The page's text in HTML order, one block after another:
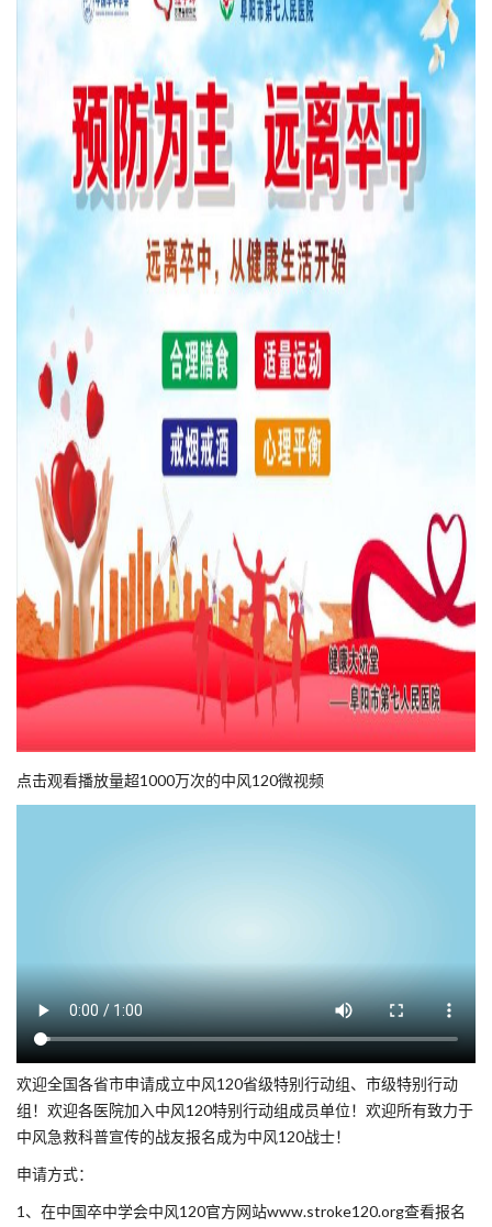
点击观看播放量超1000万次的中风120微视频
欢迎全国各省市申请成立中风120省级特别行动组、市级特别行动
组！欢迎各医院加入中风120特别行动组成员单位！欢迎所有致力于
中风急救科普宣传的战友报名成为中风120战士！
申请方式：
1、在中国卒中学会中风120官方网站www.stroke120.org查看报名